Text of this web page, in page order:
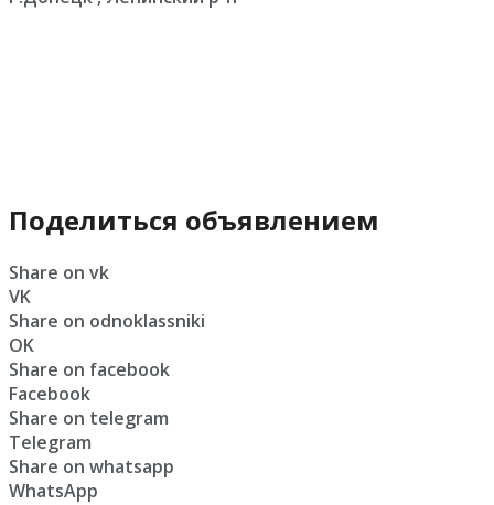
Поделиться объявлением
Share on vk
VK
Share on odnoklassniki
OK
Share on facebook
Facebook
Share on telegram
Telegram
Share on whatsapp
WhatsApp